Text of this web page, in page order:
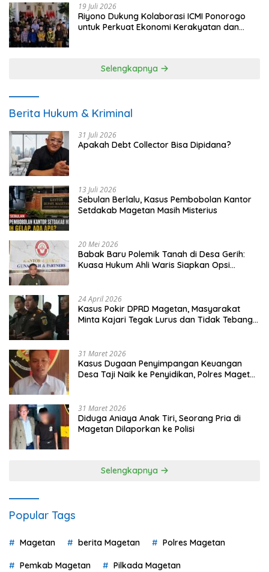
19 Juli 2026
Riyono Dukung Kolaborasi ICMI Ponorogo
untuk Perkuat Ekonomi Kerakyatan dan
Selengkapnya
Berita Hukum & Kriminal
31 Juli 2026
Apakah Debt Collector Bisa Dipidana?
13 Juli 2026
Sebulan Berlalu, Kasus Pembobolan Kantor
Setdakab Magetan Masih Misterius
20 Mei 2026
Babak Baru Polemik Tanah di Desa Gerih:
Kuasa Hukum Ahli Waris Siapkan Opsi
24 April 2026
Kasus Pokir DPRD Magetan, Masyarakat
Minta Kajari Tegak Lurus dan Tidak Tebang
31 Maret 2026
Kasus Dugaan Penyimpangan Keuangan
Desa Taji Naik ke Penyidikan, Polres Magetan
31 Maret 2026
Diduga Aniaya Anak Tiri, Seorang Pria di
Magetan Dilaporkan ke Polisi
Selengkapnya
Popular Tags
Magetan berita Magetan Polres Magetan
Pemkab Magetan Pilkada Magetan